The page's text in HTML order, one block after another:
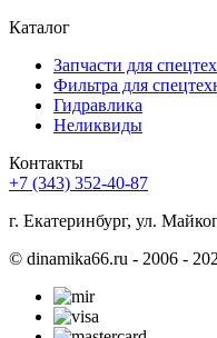
Каталог
Запчасти для
Фильтра для
Гидравлика
Неликвиды
Контакты
+7 (343) 352-40-87
г. Екатеринбург, ул.
© dinamika66.ru - 2006 -